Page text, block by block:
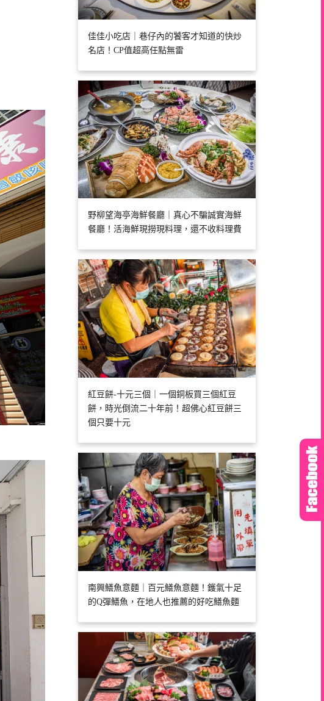
佳佳小吃店｜巷仔內的饕客才知道的快炒
名店！CP值超高任點無雷
野柳望海亭海鮮餐廳｜真心不騙誠實海鮮
餐廳！活海鮮現撈現料理，還不收料理費
紅豆餅-十元三個｜一個銅板買三個紅豆
餅，時光倒流二十年前！超佛心紅豆餅三
個只要十元
南興鱔魚意麵｜百元鱔魚意麵！鑊氣十足
的Q彈鱔魚，在地人也推薦的好吃鱔魚麵